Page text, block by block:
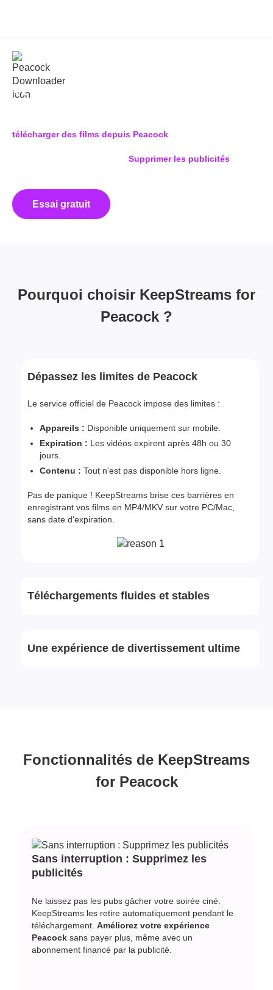
Téléchargez vos séries et films
télécharger des films depuis Peacock
Supprimer les publicités
Essai gratuit
Pourquoi choisir KeepStreams for
Peacock ?
Dépassez les limites de Peacock
Le service officiel de Peacock impose des limites :
Appareils : Disponible uniquement sur mobile.
Expiration : Les vidéos expirent après 48h ou 30
jours.
Contenu : Tout n'est pas disponible hors ligne.
Pas de panique ! KeepStreams brise ces barrières en
enregistrant vos films en MP4/MKV sur votre PC/Mac,
sans date d'expiration.
Téléchargements fluides et stables
Une expérience de divertissement ultime
Fonctionnalités de KeepStreams
for Peacock
Sans interruption : Supprimez les
publicités
Ne laissez pas les pubs gâcher votre soirée ciné.
KeepStreams les retire automatiquement pendant le
téléchargement.Améliorez votre expérience
Peacock sans payer plus, même avec un
abonnement financé par la publicité.